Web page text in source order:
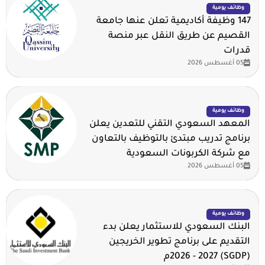
وظائف يومية
147 وظيفة أكاديمية تعلن عنها جامعة
القصيم عن طريق النقل عبر منصة
قدرات
05 أغسطس 2026
وظائف يومية
المعهد السعودي التقني للتعدين يعلن
برنامج تدريب مبتدئ بالتوظيف بالتعاون
مع شركة الكربونات السعودية
05 أغسطس 2026
وظائف يومية
البنك السعودي للاستثمار يعلن بدء
التقديم على برنامج تطوير الخريجين
(SGDP) 2026 - 2027م